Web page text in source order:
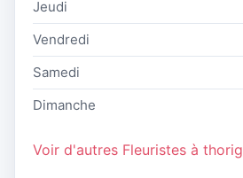
Jeudi
Vendredi
Samedi
Dimanche
Voir d'autres Fleuristes à